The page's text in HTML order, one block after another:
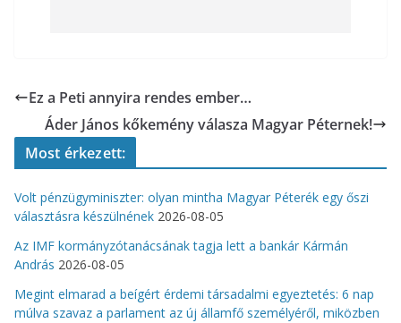
Ez a Peti annyira rendes ember…
Áder János kőkemény válasza Magyar Péternek!
Most érkezett:
Volt pénzügyminiszter: olyan mintha Magyar Péterék egy őszi
választásra készülnének 2026-08-05
Az IMF kormányzótanácsának tagja lett a bankár Kármán
András 2026-08-05
Megint elmarad a beígért érdemi társadalmi egyeztetés: 6 nap
múlva szavaz a parlament az új államfő személyéről, miközben